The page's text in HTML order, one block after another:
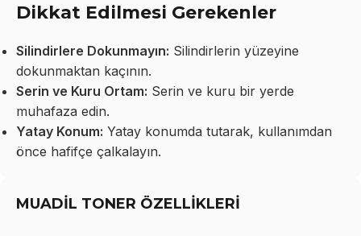
Dikkat Edilmesi Gerekenler
Silindirlere Dokunmayın: Silindirlerin yüzeyine
dokunmaktan kaçının.
Serin ve Kuru Ortam: Serin ve kuru bir yerde
muhafaza edin.
Yatay Konum: Yatay konumda tutarak, kullanımdan
önce hafifçe çalkalayın.
MUADİL TONER ÖZELLİKLERİ